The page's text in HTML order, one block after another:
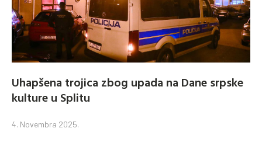
Uhapšena trojica zbog upada na Dane srpske
kulture u Splitu
4. Novembra 2025.